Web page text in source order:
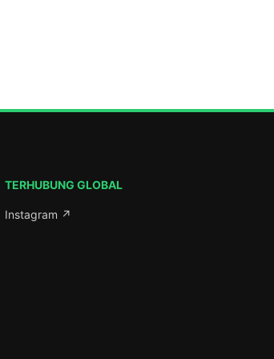
TERHUBUNG GLOBAL
Instagram ↗